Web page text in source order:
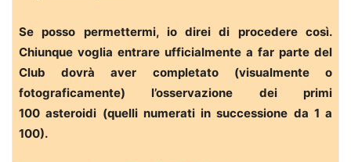
Se posso permettermi, io direi di procedere così.
Chiunque voglia entrare ufficialmente a far parte del
Club dovrà aver completato (visualmente o
fotograficamente) l’osservazione dei primi
100 asteroidi (quelli numerati in successione da 1 a
100).